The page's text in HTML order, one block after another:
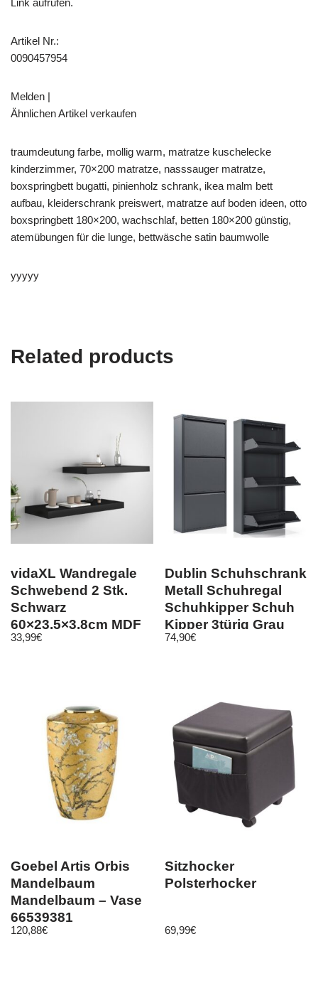
Link aufrufen.
Artikel Nr.:
0090457954
Melden |
Ähnlichen Artikel verkaufen
traumdeutung farbe, mollig warm, matratze kuschelecke
kinderzimmer, 70×200 matratze, nasssauger matratze,
boxspringbett bugatti, pinienholz schrank, ikea malm bett
aufbau, kleiderschrank preiswert, matratze auf boden ideen, otto
boxspringbett 180×200, wachschlaf, betten 180×200 günstig,
atemübungen für die lunge, bettwäsche satin baumwolle
yyyyy
Related products
vidaXL Wandregale
Schwebend 2 Stk.
Schwarz
60×23,5×3,8cm MDF
33,99€
Dublin Schuhschrank
Metall Schuhregal
Schuhkipper Schuh
Kipper 3türig Grau
50×103 cm
74,90€
Goebel Artis Orbis
Mandelbaum
Mandelbaum – Vase
66539381
120,88€
Sitzhocker
Polsterhocker
69,99€